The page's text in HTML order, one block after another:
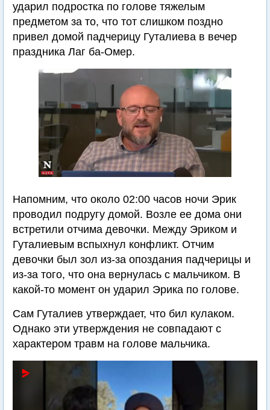
ударил подростка по голове тяжелым
предметом за то, что тот слишком поздно
привел домой падчерицу Гуталиева в вечер
праздника Лаг ба-Омер.
Напомним, что около 02:00 часов ночи Эрик
проводил подругу домой. Возле ее дома они
встретили отчима девочки. Между Эриком и
Гуталиевым вспыхнул конфликт. Отчим
девочки был зол из-за опоздания падчерицы и
из-за того, что она вернулась с мальчиком. В
какой-то момент он ударил Эрика по голове.
Сам Гуталиев утверждает, что бил кулаком.
Однако эти утверждения не совпадают с
характером травм на голове мальчика.